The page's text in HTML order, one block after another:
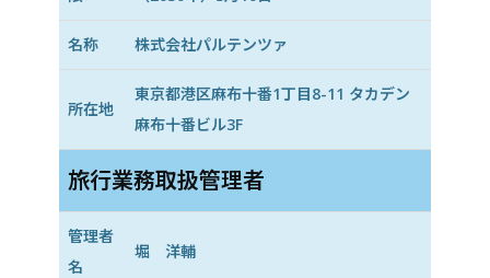
名称 株式会社パルテンツァ
所在地
東京都港区麻布十番1丁目8-11 タカデン
麻布十番ビル3F
旅行業務取扱管理者
管理者
名
堀 洋輔